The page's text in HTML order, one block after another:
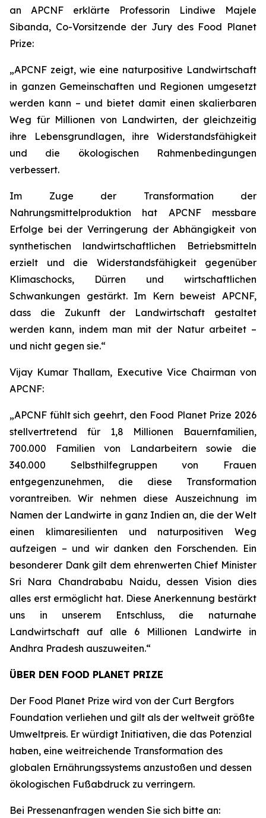
an APCNF erklärte Professorin Lindiwe Majele
Sibanda, Co-Vorsitzende der Jury des Food Planet
Prize:
„APCNF zeigt, wie eine naturpositive Landwirtschaft
in ganzen Gemeinschaften und Regionen umgesetzt
werden kann – und bietet damit einen skalierbaren
Weg für Millionen von Landwirten, der gleichzeitig
ihre Lebensgrundlagen, ihre Widerstandsfähigkeit
und die ökologischen Rahmenbedingungen
verbessert.
Im Zuge der Transformation der
Nahrungsmittelproduktion hat APCNF messbare
Erfolge bei der Verringerung der Abhängigkeit von
synthetischen landwirtschaftlichen Betriebsmitteln
erzielt und die Widerstandsfähigkeit gegenüber
Klimaschocks, Dürren und wirtschaftlichen
Schwankungen gestärkt. Im Kern beweist APCNF,
dass die Zukunft der Landwirtschaft gestaltet
werden kann, indem man mit der Natur arbeitet –
und nicht gegen sie.“
Vijay Kumar Thallam, Executive Vice Chairman von
APCNF:
„APCNF fühlt sich geehrt, den Food Planet Prize 2026
stellvertretend für 1,8 Millionen Bauernfamilien,
700.000 Familien von Landarbeitern sowie die
340.000 Selbsthilfegruppen von Frauen
entgegenzunehmen, die diese Transformation
vorantreiben. Wir nehmen diese Auszeichnung im
Namen der Landwirte in ganz Indien an, die der Welt
einen klimaresilienten und naturpositiven Weg
aufzeigen – und wir danken den Forschenden. Ein
besonderer Dank gilt dem ehrenwerten Chief Minister
Sri Nara Chandrababu Naidu, dessen Vision dies
alles erst ermöglicht hat. Diese Anerkennung bestärkt
uns in unserem Entschluss, die naturnahe
Landwirtschaft auf alle 6 Millionen Landwirte in
Andhra Pradesh auszuweiten.“
ÜBER DEN FOOD PLANET PRIZE
Der Food Planet Prize wird von der Curt Bergfors
Foundation verliehen und gilt als der weltweit größte
Umweltpreis. Er würdigt Initiativen, die das Potenzial
haben, eine weitreichende Transformation des
globalen Ernährungssystems anzustoßen und dessen
ökologischen Fußabdruck zu verringern.
Bei Pressenanfragen wenden Sie sich bitte an: